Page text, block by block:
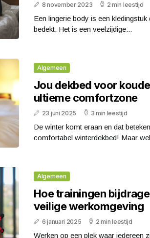
8 november 2023 2 min leestijd
Een lingerie body is een
bedekt. Het is een veelzijdige...
Algemeen
Jou dekbed voor
ultieme comfortzone
23 juni 2025 3 min leestijd
De winter komt eraan en dat
comfortabel winterdekbed! Maar
Algemeen
Hoe trainingen
veilige werkomgeving
6 januari 2025 2 min leestijd
Werken op een plek waar iedereen